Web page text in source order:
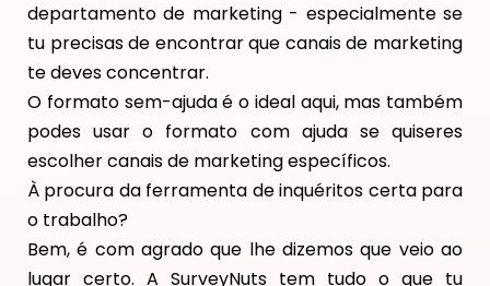
departamento de marketing - especialmente se
tu precisas de encontrar que canais de marketing
te deves concentrar.
O formato sem-ajuda é o ideal aqui, mas também
podes usar o formato com ajuda se quiseres
escolher canais de marketing específicos.
À procura da ferramenta de inquéritos certa para
o trabalho?
Bem, é com agrado que lhe dizemos que veio ao
lugar certo. A SurveyNuts tem tudo o que tu